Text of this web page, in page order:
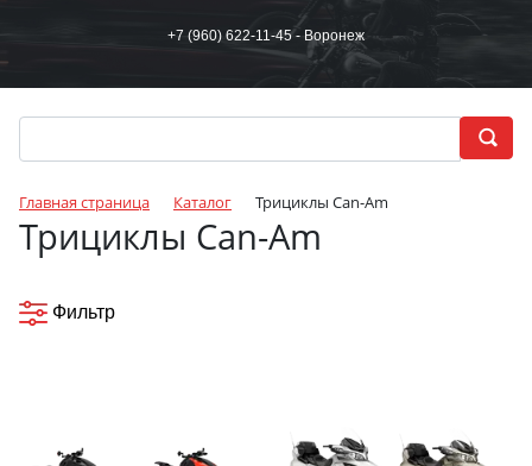
+7 (960) 622-11-45 - Воронеж
Главная страница Каталог Трициклы Can-Am
Трициклы Can-Am
Фильтр